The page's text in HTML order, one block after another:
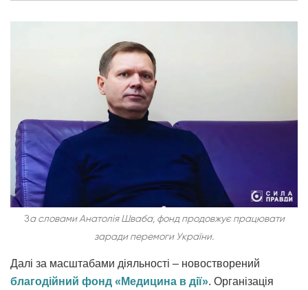
За словами Анатолія Шваба, фонд продовжує працювати
заради перемоги України.
Далі за масштабами діяльності – новостворений
благодійний фонд «Медицина в дії». Організація